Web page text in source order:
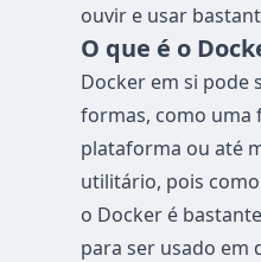
ouvir e usar
O que é o
Docker em si pode
formas, como uma
plataforma ou até
utilitário, pois
o Docker é
para ser usado em